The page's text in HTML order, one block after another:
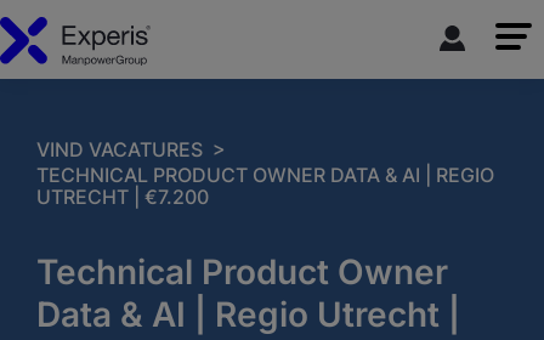
VIND VACATURES >
TECHNICAL PRODUCT OWNER DATA & AI | REGIO
UTRECHT | €7.200
Technical Product Owner
Data & AI | Regio Utrecht |